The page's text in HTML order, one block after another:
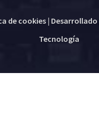
de cookies|
Tecnología